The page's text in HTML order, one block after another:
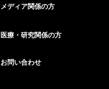
メディア関係の方
医療・研究関係の方
お問い合わせ